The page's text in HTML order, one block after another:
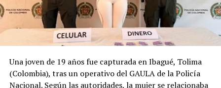
UP NEXT
Según el NHC, Cristina se degrada a depresión tropical
frente a las costas de Centroamérica
DON'T MISS
Cárcel para sujeto que violó a su pareja y la indujo al
suicidio
Una joven de 19 años fue capturada en Ibagué, Tolima
(Colombia), tras un operativo del GAULA de la Policía
Nacional. Según las autoridades, la mujer se relacionaba